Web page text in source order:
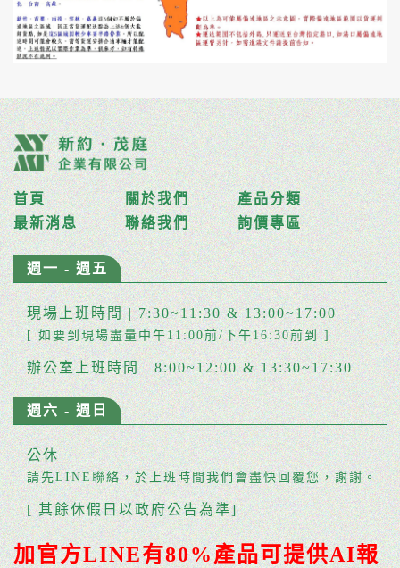
首頁 關於我們
產品分類
最新消息
聯絡我們 詢價專區
週一 - 週五
現場上班時間 | 7:30~11:30 & 13:00~17:00
[ 如要到現場盡量中午11:00前/下午16:30前到 ]
辦公室上班時間 | 8:00~12:00 & 13:30~17:30
週六 - 週日
公休
請先LINE聯絡，於上班時間我們會盡快回覆您，謝謝。
[ 其餘休假日以政府公告為準]
加官方LINE有80%產品可提供AI報